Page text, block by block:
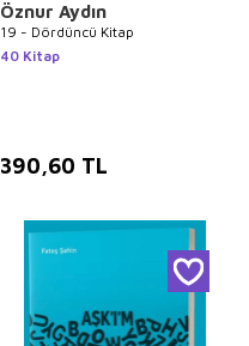
Öznur Aydın
19 - Dördüncü Kitap
40 Kitap
390,60 TL